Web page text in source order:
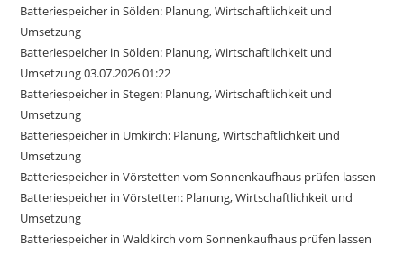
Batteriespeicher in Sölden: Planung, Wirtschaftlichkeit und
Umsetzung
Batteriespeicher in Sölden: Planung, Wirtschaftlichkeit und
Umsetzung 03.07.2026 01:22
Batteriespeicher in Stegen: Planung, Wirtschaftlichkeit und
Umsetzung
Batteriespeicher in Umkirch: Planung, Wirtschaftlichkeit und
Umsetzung
Batteriespeicher in Vörstetten vom Sonnenkaufhaus prüfen lassen
Batteriespeicher in Vörstetten: Planung, Wirtschaftlichkeit und
Umsetzung
Batteriespeicher in Waldkirch vom Sonnenkaufhaus prüfen lassen